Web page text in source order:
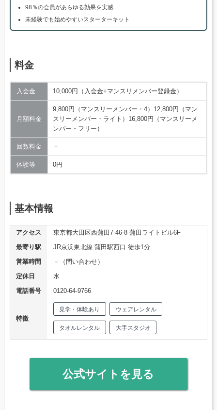
98％の会員があらゆる効果を実感
未経験でも始めやすいスターターキット
料金
入会金 10,000円（入会金+マンスリメンバー登録金）
月額料金
9,800円（マンスリーメンバー・4）12,800円（マン
スリーメンバー・ライト）16,800円（マンスリーメ
ンバー・フリー）
回数料金 －
体験等 0円
基本情報
アクセス
東京都大田区西蒲田7-46-8 蒲田ライトビル6F
最寄り駅
JR京浜東北線 蒲田駅西口 徒歩1分
営業時間
－（問い合わせ）
定休日
水
電話番号
0120-64-9766
特徴
見学・体験あり ウェアレンタル
タオルレンタル 大手スタジオ
公式サイトを見る